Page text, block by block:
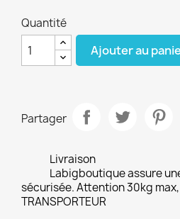
Quantité
Ajouter au
Partager
Livraison
Labigboutique assure
sécurisée. Attention 30kg max,
TRANSPORTEUR